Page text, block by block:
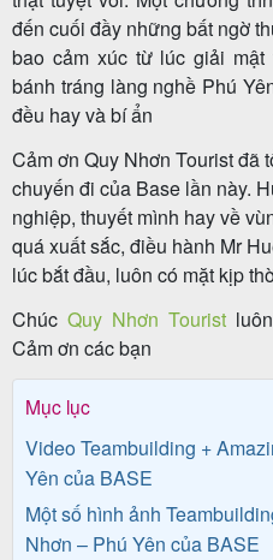
Yên
Tour
trong
nước
Combo
Quy
Nhơn
Lịch
khởi
đến cuối đầy những bất ngờ
bao cảm xúc từ lúc giải
bánh tráng làng nghề Phú
đều hay và bí ẩn
Cảm ơn Quy Nhơn Tourist đã
chuyến đi của Base lần này.
nghiệp, thuyết mình hay về
quá xuất sắc, điều hành Mr
lúc bắt đầu, luôn có mặt kịp
Chúc Quy Nhơn Tourist
Cảm ơn các bạn
Mục lục
Video Teambuilding +
Yên của BASE
Một số hình ảnh
Nhơn – Phú Yên của BASE